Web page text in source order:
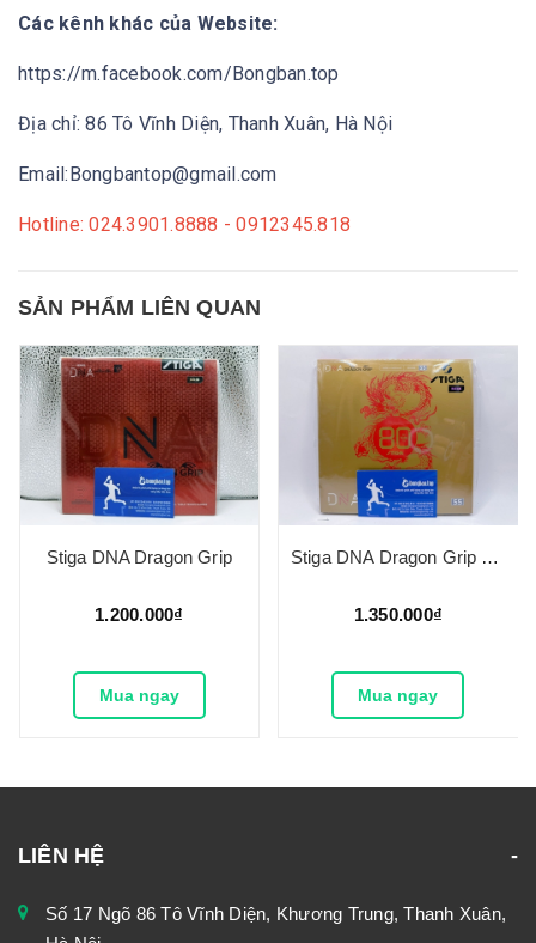
Các kênh khác của Website:
https://m.facebook.com/Bongban.top
Địa chỉ: 86 Tô Vĩnh Diện, Thanh Xuân, Hà Nội
Email:Bongbantop@gmail.com
Hotline: 024.3901.8888 - 0912345.818
SẢN PHẨM LIÊN QUAN
Stiga DNA Dragon Grip
1.200.000₫
Mua ngay
Stiga DNA Dragon Grip bản kỉ niệm 80 năm
1.350.000₫
Mua ngay
LIÊN HỆ
Số 17 Ngõ 86 Tô Vĩnh Diện, Khương Trung, Thanh Xuân,